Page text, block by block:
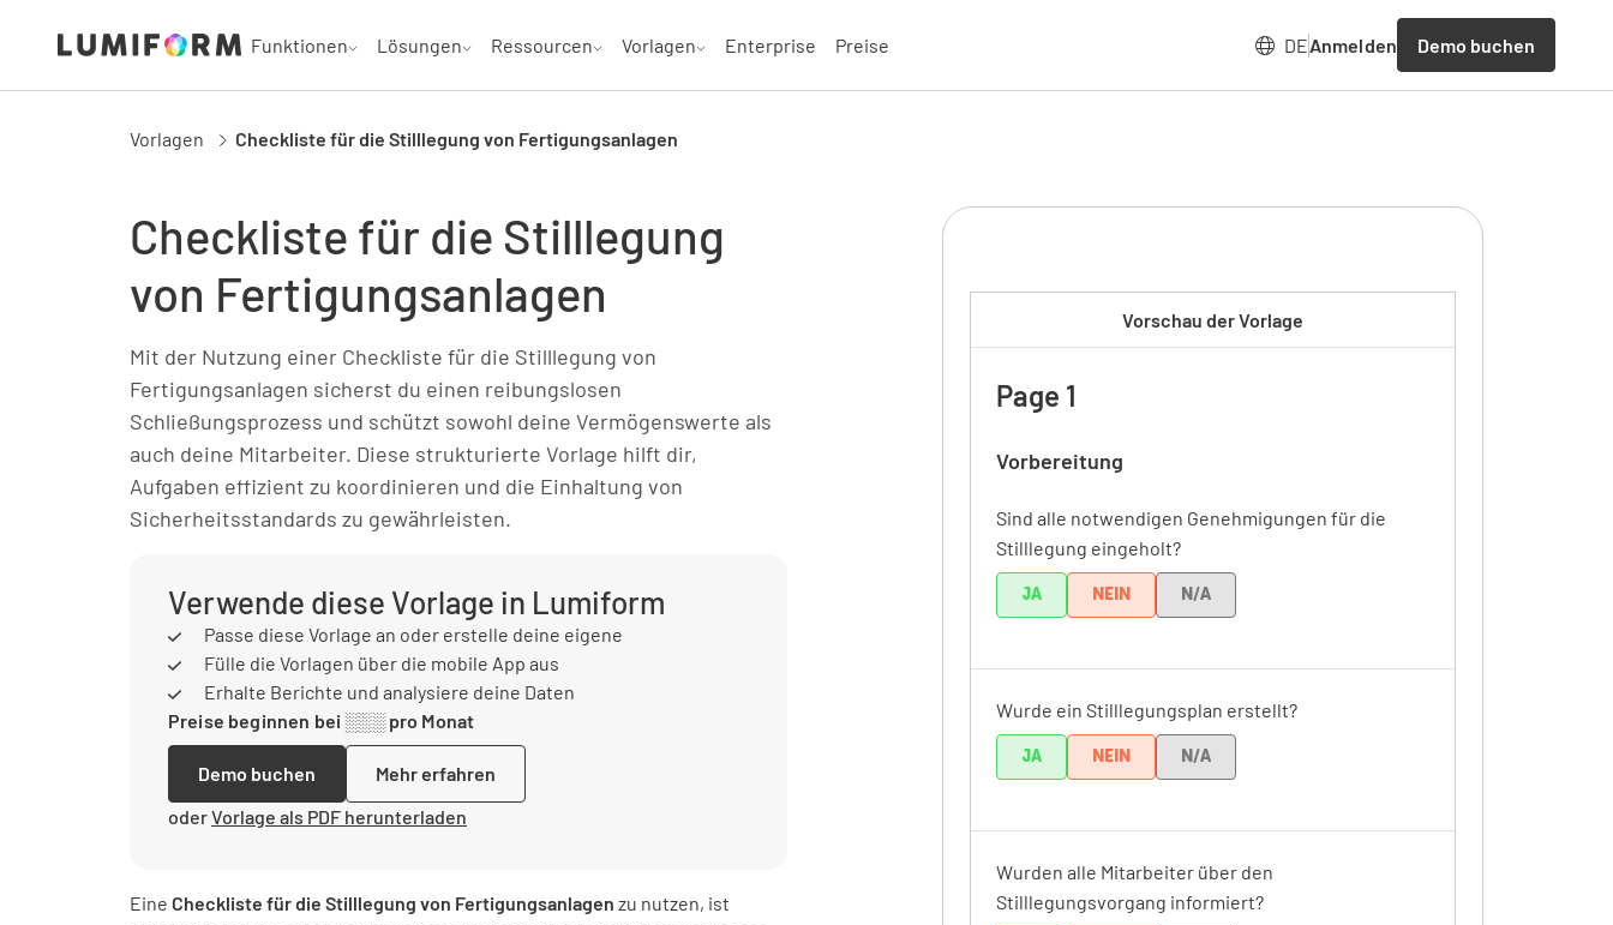
Funktionen Lösungen Ressourcen Vorlagen Enterprise Preise DEAnmelden Demo buchen
Vorlagen Checkliste für die Stilllegung von Fertigungsanlagen
Checkliste für die Stilllegung
von Fertigungsanlagen
Mit der Nutzung einer Checkliste für die Stilllegung von
Fertigungsanlagen sicherst du einen reibungslosen
Schließungsprozess und schützt sowohl deine Vermögenswerte als
auch deine Mitarbeiter. Diese strukturierte Vorlage hilft dir,
Aufgaben effizient zu koordinieren und die Einhaltung von
Sicherheitsstandards zu gewährleisten.
Verwende diese Vorlage in Lumiform
Passe diese Vorlage an oder erstelle deine eigene
Fülle die Vorlagen über die mobile App aus
Erhalte Berichte und analysiere deine Daten
Preise beginnen bei ░░░ pro Monat
Demo buchen
Mehr erfahren
oderVorlage als PDF herunterladen
Eine Checkliste für die Stilllegung von Fertigungsanlagen zu nutzen, ist
Vorschau der Vorlage
Page 1
Vorbereitung
Sind alle notwendigen Genehmigungen für die
Stilllegung eingeholt?
JA NEIN N/A
Wurde ein Stilllegungsplan erstellt?
JA NEIN N/A
Wurden alle Mitarbeiter über den
Stilllegungsvorgang informiert?